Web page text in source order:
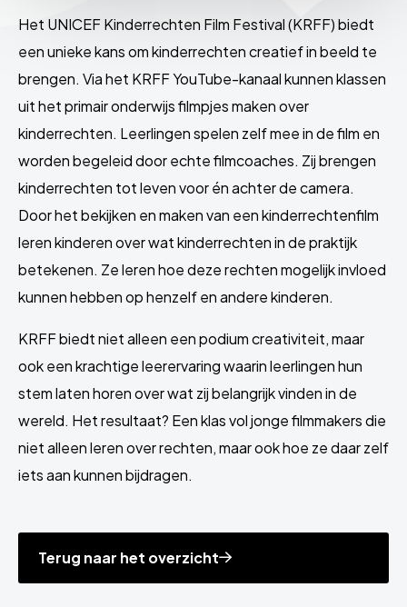
Het UNICEF Kinderrechten Film Festival (KRFF) biedt
een unieke kans om kinderrechten creatief in beeld te
brengen. Via het KRFF YouTube-kanaal kunnen klassen
uit het primair onderwijs filmpjes maken over
kinderrechten. Leerlingen spelen zelf mee in de film en
worden begeleid door echte filmcoaches. Zij brengen
kinderrechten tot leven voor én achter de camera.
Door het bekijken en maken van een kinderrechtenfilm
leren kinderen over wat kinderrechten in de praktijk
betekenen. Ze leren hoe deze rechten mogelijk invloed
kunnen hebben op henzelf en andere kinderen.
KRFF biedt niet alleen een podium creativiteit, maar
ook een krachtige leerervaring waarin leerlingen hun
stem laten horen over wat zij belangrijk vinden in de
wereld. Het resultaat? Een klas vol jonge filmmakers die
niet alleen leren over rechten, maar ook hoe ze daar zelf
iets aan kunnen bijdragen.
Terug naar het overzicht